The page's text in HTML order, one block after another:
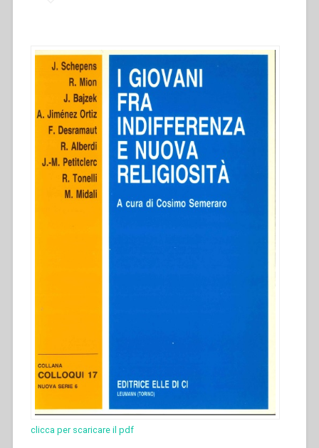
teologico-
spirituale”
in
“Colloqui
sulla
vita
salesiana,
17””
clicca per scaricare il pdf